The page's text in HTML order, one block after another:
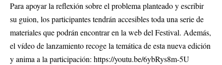
Para apoyar la reflexión sobre el problema planteado y escribir
su guion, los participantes tendrán accesibles toda una serie de
materiales que podrán encontrar en la web del Festival. Además,
el vídeo de lanzamiento recoge la temática de esta nueva edición
y anima a la participación: https://youtu.be/6ybRys8m-5U